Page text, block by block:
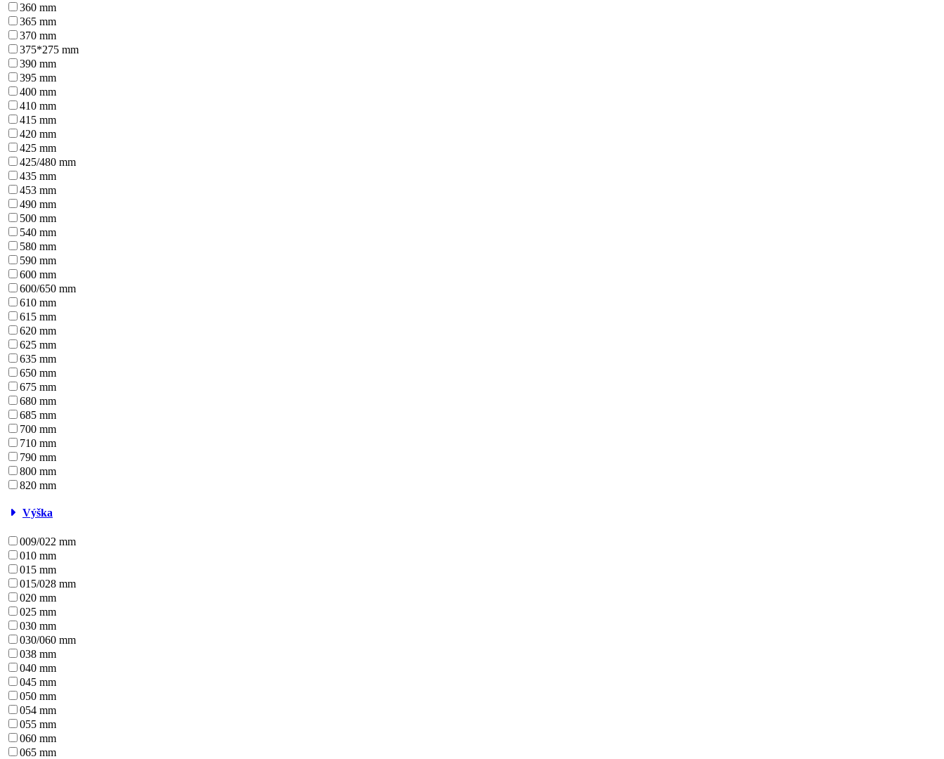
360 mm
365 mm
370 mm
375*275 mm
390 mm
395 mm
400 mm
410 mm
415 mm
420 mm
425 mm
425/480 mm
435 mm
453 mm
490 mm
500 mm
540 mm
580 mm
590 mm
600 mm
600/650 mm
610 mm
615 mm
620 mm
625 mm
635 mm
650 mm
675 mm
680 mm
685 mm
700 mm
710 mm
790 mm
800 mm
820 mm
Výška
009/022 mm
010 mm
015 mm
015/028 mm
020 mm
025 mm
030 mm
030/060 mm
038 mm
040 mm
045 mm
050 mm
054 mm
055 mm
060 mm
065 mm